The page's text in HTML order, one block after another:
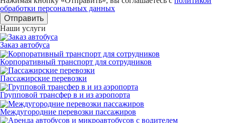
обработки персональных данных
Отправить
Наши услуги
Заказ автобуса
Корпоративный транспорт для сотрудников
Пассажирские перевозки
Групповой трансфер в и из аэропорта
Междугородние перевозки пассажиров